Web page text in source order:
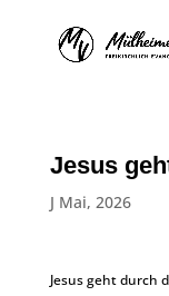
Jesus
J Mai, 2026
Jesus geht durch